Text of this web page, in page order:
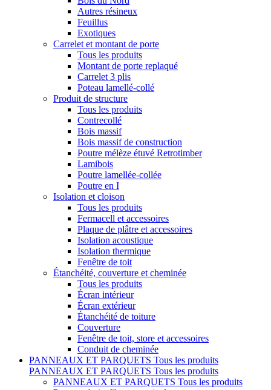
Autres résineux
Feuillus
Exotiques
Carrelet et montant de porte
Tous les produits
Montant de porte replaqué
Carrelet 3 plis
Poteau lamellé-collé
Produit de structure
Tous les produits
Contrecollé
Bois massif
Bois massif de construction
Poutre mélèze étuvé Retrotimber
Lamibois
Poutre lamellée-collée
Poutre en I
Isolation et cloison
Tous les produits
Fermacell et accessoires
Plaque de plâtre et accessoires
Isolation acoustique
Isolation thermique
Fenêtre de toit
Étanchéité, couverture et cheminée
Tous les produits
Écran intérieur
Écran extérieur
Étanchéité de toiture
Couverture
Fenêtre de toit, store et accessoires
Conduit de cheminée
PANNEAUX ET PARQUETS Tous les produits
PANNEAUX ET PARQUETS Tous les produits
PANNEAUX ET PARQUETS Tous les produits